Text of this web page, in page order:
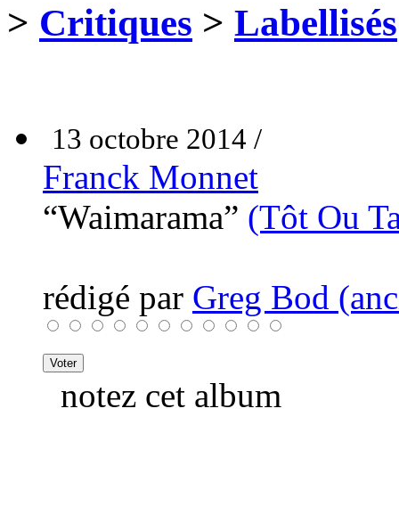
> Critiques > Labellisés
13 octobre 2014 /
Franck Monnet
“Waimarama” (Tôt Ou
rédigé par Greg Bod
notez cet album